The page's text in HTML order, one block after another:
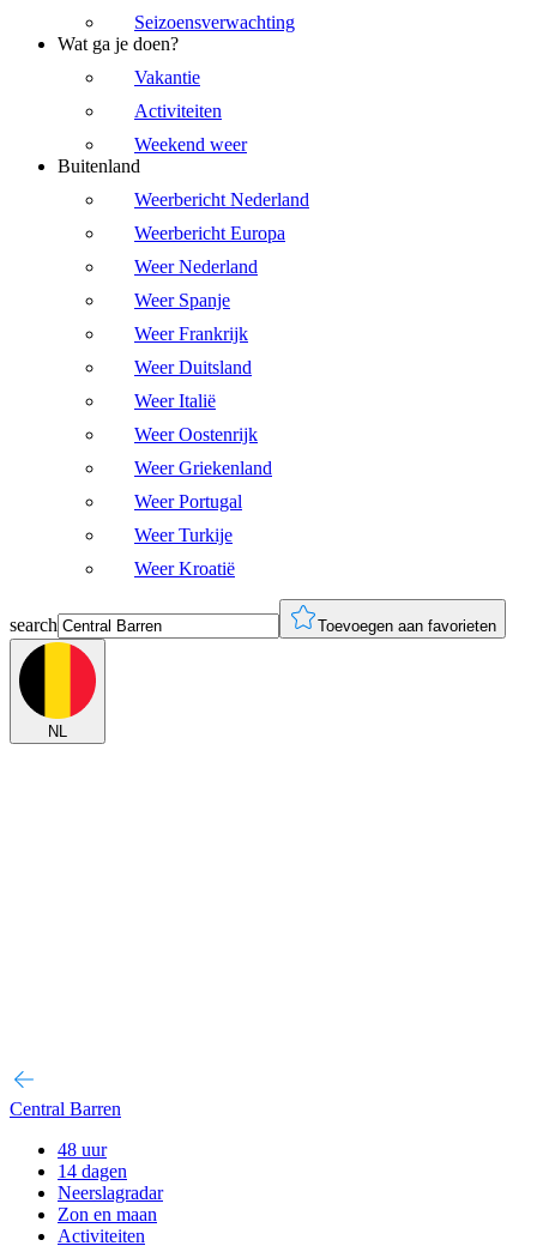
Seizoensverwachting
Wat ga je doen?
Vakantie
Activiteiten
Weekend weer
Buitenland
Weerbericht Nederland
Weerbericht Europa
Weer Nederland
Weer Spanje
Weer Frankrijk
Weer Duitsland
Weer Italië
Weer Oostenrijk
Weer Griekenland
Weer Portugal
Weer Turkije
Weer Kroatië
search Toevoegen aan favorieten
NL
Central Barren
48 uur
14 dagen
Neerslagradar
Zon en maan
Activiteiten